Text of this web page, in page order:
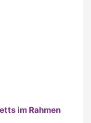
im Rahmen